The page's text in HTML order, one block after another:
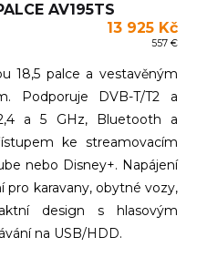
AV195TS
13 925 Kč
557 €
18,5 palce a vestavěným
Podporuje DVB-T/T2 a
a 5 GHz, Bluetooth a
ke streamovacím
nebo Disney+. Napájení
pro karavany, obytné vozy,
design s hlasovým
na USB/HDD.